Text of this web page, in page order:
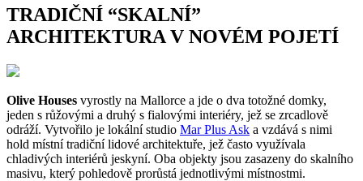
TRADIČNÍ “SKALNÍ”
ARCHITEKTURA V NOVÉM POJETÍ
Olive Houses vyrostly na Mallorce a jde o dva totožné domky,
jeden s růžovými a druhý s fialovými interiéry, jež se zrcadlově
odráží. Vytvořilo je lokální studio Mar Plus Ask a vzdává s nimi
hold místní tradiční lidové architektuře, jež často využívala
chladivých interiérů jeskyní. Oba objekty jsou zasazeny do skalního
masivu, který pohledově prorůstá jednotlivými místnostmi.